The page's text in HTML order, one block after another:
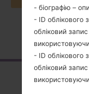
Головна →
- біографію –
- ID облікового
обліковий
- ID облікового
обліковий